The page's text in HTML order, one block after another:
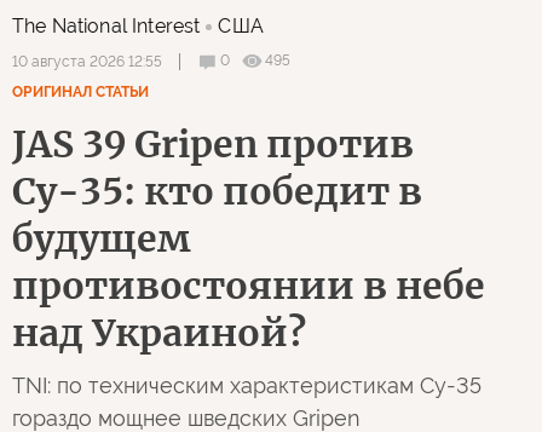
The National Interest США
10 августа 2026 12:55 0
495
ОРИГИНАЛ СТАТЬИ
JAS 39 Gripen против
Су-35: кто победит в
будущем
противостоянии в небе
над Украиной?
TNI: по техническим характеристикам Су-35
гораздо мощнее шведских Gripen